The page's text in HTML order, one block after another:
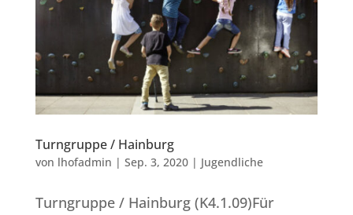
Turngruppe / Hainburg
von lhofadmin | Sep. 3, 2020| Jugendliche
Turngruppe / Hainburg (K4.1.09)Für